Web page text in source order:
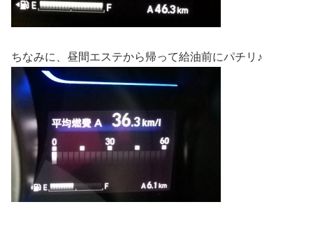
ちなみに、昼間エステから帰って給油前にパチリ♪